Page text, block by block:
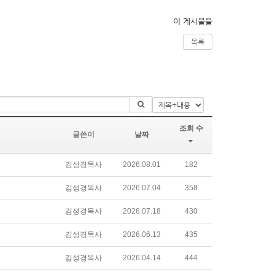
이 게시물을
목록
글쓴이 날짜
조회 수
김성경목사 2026.08.01 182
김성경목사 2026.07.04 358
김성경목사 2026.07.18 430
김성경목사 2026.06.13 435
김성경목사 2026.04.14 444